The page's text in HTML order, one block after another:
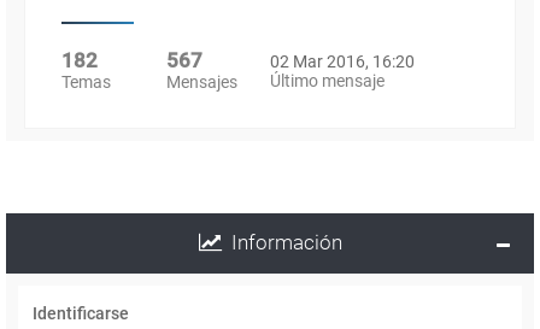
182
Temas
567
Mensajes
02 Mar 2016, 16:20
Último mensaje
Información
Identificarse